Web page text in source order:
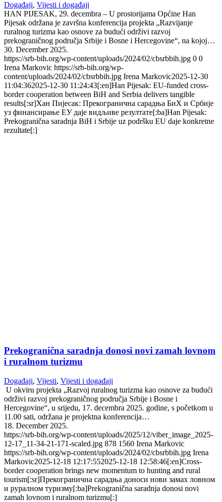
Događaji, Vijesti i događaji
HAN PIJESAK, 29. decembra – U prostorijama Općine Han
Pijesak održana je završna konferencija projekta „Razvijanje
ruralnog turizma kao osnove za budući održivi razvoj
prekograničnog područja Srbije i Bosne i Hercegovine“, na kojoj…
30. December 2025.
https://srb-bih.org/wp-content/uploads/2024/02/cbsrbbih.jpg 0 0
Irena Markovic https://srb-bih.org/wp-
content/uploads/2024/02/cbsrbbih.jpg Irena Markovic2025-12-30
11:04:362025-12-30 11:24:43[:en]Han Pijesak: EU-funded cross-
border cooperation between BiH and Serbia delivers tangible
results[:sr]Хан Пијесак: Прекогранична сарадња БиХ и Србије
уз финансирање ЕУ даје видљиве резултате[:ba]Han Pijesak:
Prekogranična saradnja BiH i Srbije uz podršku EU daje konkretne
rezultate[:]
Prekogranična saradnja donosi novi zamah lovnom
i ruralnom turizmu
Događaji, Vijesti, Vijesti i događaji
U okviru projekta „Razvoj ruralnog turizma kao osnove za budući
održivi razvoj prekograničnog područja Srbije i Bosne i
Hercegovine“, u srijedu, 17. decembra 2025. godine, s početkom u
11.00 sati, održana je projektna konferencija…
18. December 2025.
https://srb-bih.org/wp-content/uploads/2025/12/viber_image_2025-
12-17_11-34-21-171-scaled.jpg 878 1560 Irena Markovic
https://srb-bih.org/wp-content/uploads/2024/02/cbsrbbih.jpg Irena
Markovic2025-12-18 12:17:552025-12-18 12:58:46[:en]Cross-
border cooperation brings new momentum to hunting and rural
tourism[:sr]Прекогранична сарадња доноси нови замах ловном
и руралном туризму[:ba]Prekogranična saradnja donosi novi
zamah lovnom i ruralnom turizmu[:]